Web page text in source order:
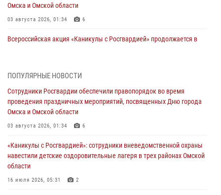
Омска и Омской области
03 августа 2026, 01:34 6
Всероссийская акция «Каникулы с Росгвардией» продолжается в
тренировка по управлению беспилотниками (видео)
30 июля 2026, 04:39 2
Росгвардия обеспечила безопасность уникального передвижного
29 июля 2026, 01:49
Росгвардейцы приняли участие в крестном ходе в День крещения
Руси в Омске
ПОПУЛЯРНЫЕ НОВОСТИ
Сотрудники Росгвардии обеспечили правопорядок во время
проведения праздничных мероприятий, посвященных Дню города
Омска и Омской области
03 августа 2026, 01:34 6
«Каникулы с Росгвардией»: сотрудники вневедомственной охраны
навестили детские оздоровительные лагеря в трех районах Омской
области
16 июля 2026, 05:31 2